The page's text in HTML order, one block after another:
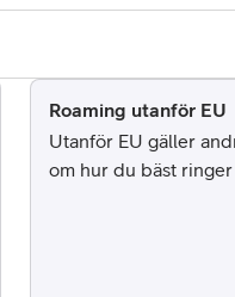
Roaming utanför EU
Utanför EU gäller
om hur du bäst